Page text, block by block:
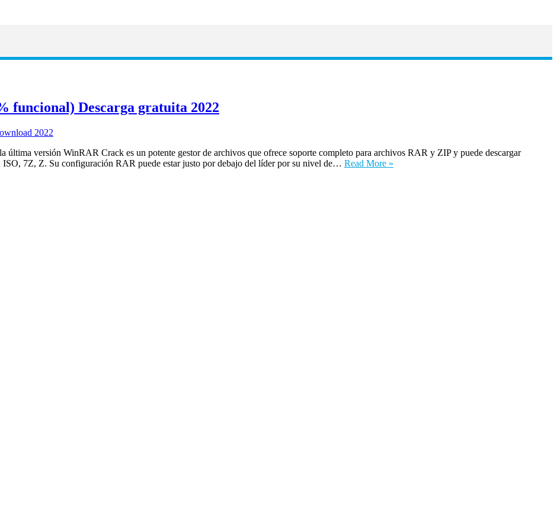
funcional) Descarga gratuita 2022
versión WinRAR Crack es un potente gestor de archivos que ofrece soporte completo para archivos RAR y ZIP y puede descargar
7Z, Z. Su configuración RAR puede estar justo por debajo del líder por su nivel de… Read More »